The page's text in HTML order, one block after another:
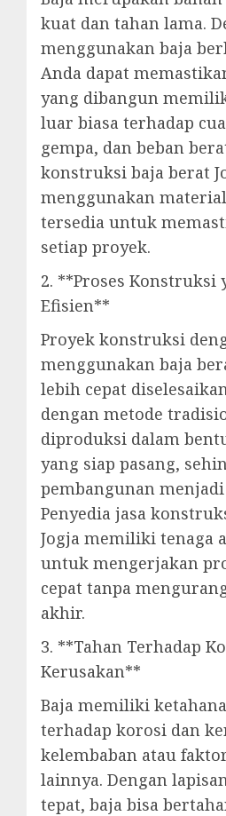
kuat dan tahan lama.
menggunakan baja
Anda dapat
yang dibangun
luar biasa terhadap
gempa, dan beban
konstruksi baja berat
menggunakan
tersedia untuk
setiap proyek.
2. **Proses Konstruksi
Efisien**
Proyek konstruksi
menggunakan baja
lebih cepat
dengan metode
diproduksi dalam
yang siap pasang,
pembangunan
Penyedia jasa
Jogja memiliki tenaga
untuk mengerjakan
cepat tanpa
akhir.
3. **Tahan Terhadap
Kerusakan**
Baja memiliki
terhadap korosi dan
kelembaban atau
lainnya. Dengan
tepat, baja bisa